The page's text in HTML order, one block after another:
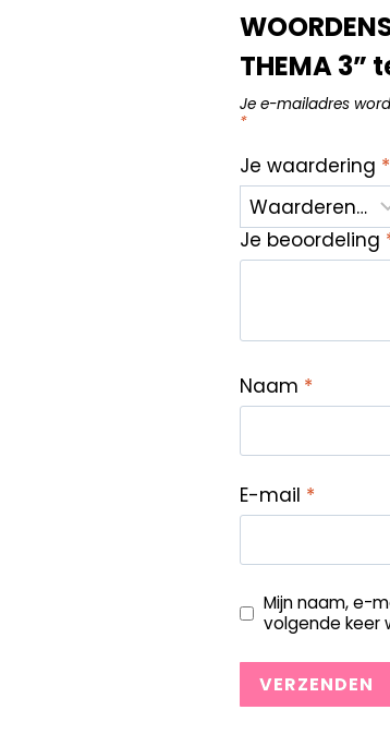
THEMA 3”
Je e-mailadres
*
Je waardering *
Je beoordeling
Naam *
E-mail *
Mijn naam, e-
volgende keer